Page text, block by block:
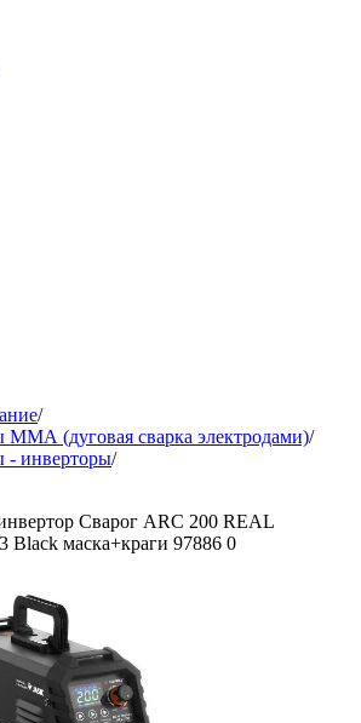
/
ММА (дуговая сварка электродами)/
- инверторы/